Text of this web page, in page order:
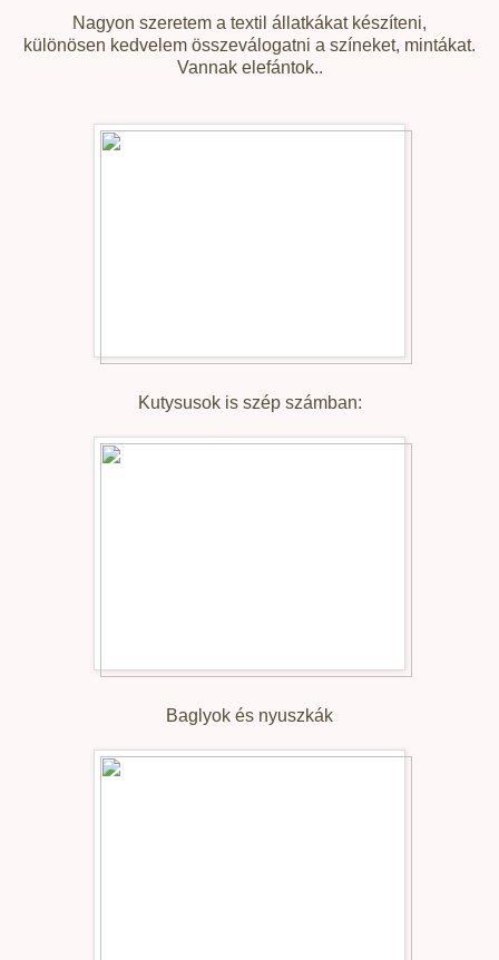
Nagyon szeretem a textil állatkákat készíteni,
különösen kedvelem összeválogatni a színeket, mintákat.
Vannak elefántok..
Kutysusok is szép számban:
Baglyok és nyuszkák